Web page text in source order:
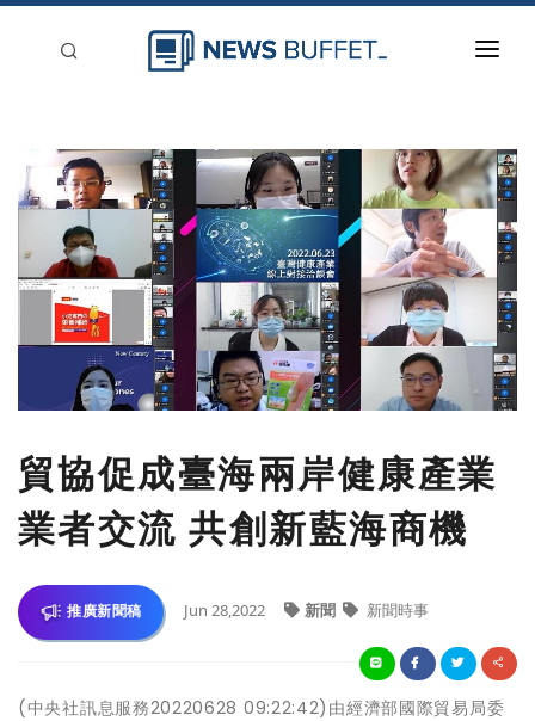
新聞稿分類
登入
刊登
貿協促成臺海兩岸健康產業
業者交流 共創新藍海商機
推廣新聞稿 Jun 28,2022 新聞 新聞時事
(中央社訊息服務20220628 09:22:42)由經濟部國際貿易局委